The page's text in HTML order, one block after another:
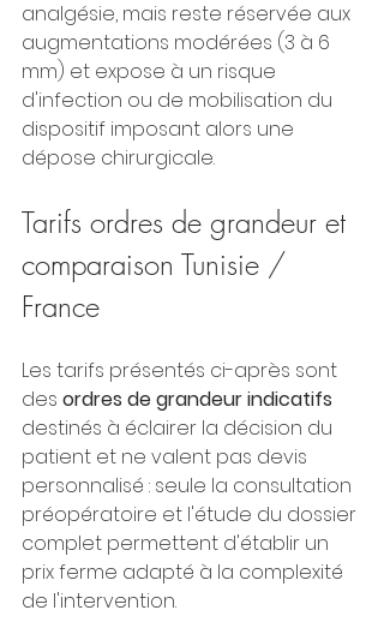
analgésie, mais reste réservée aux
augmentations modérées (3 à 6
mm) et expose à un risque
d'infection ou de mobilisation du
dispositif imposant alors une
dépose chirurgicale.
Tarifs ordres de grandeur et
comparaison Tunisie /
France
Les tarifs présentés ci-après sont
des ordres de grandeur indicatifs
destinés à éclairer la décision du
patient et ne valent pas devis
personnalisé : seule la consultation
préopératoire et l'étude du dossier
complet permettent d'établir un
prix ferme adapté à la complexité
de l'intervention.